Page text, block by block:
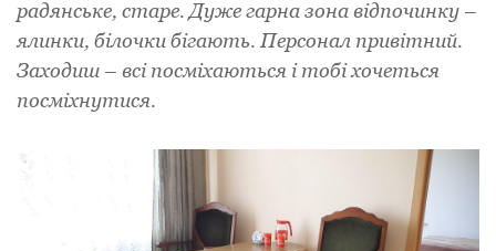
радянське, старе. Дуже гарна зона відпочинку –
ялинки, білочки бігають. Персонал привітний.
Заходиш – всі посміхаються і тобі хочеться
посміхнутися.